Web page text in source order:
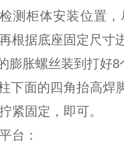
测柜体安装位置
根据底座固定尺寸
膨胀螺丝装到打好8
下面的四角抬高焊
紧固定，即可。
台：